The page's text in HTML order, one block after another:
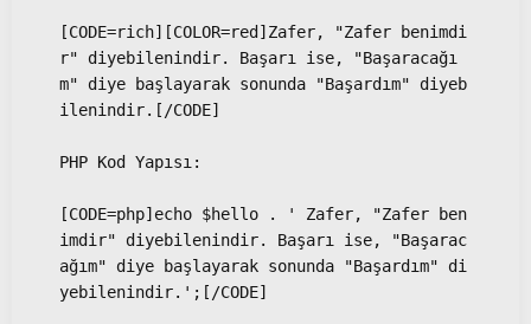
[CODE=rich][COLOR=red]Zafer, "Zafer benimdi
r" diyebilenindir. Başarı ise, "Başaracağı
m" diye başlayarak sonunda "Başardım" diyeb
ilenindir.[/CODE]
PHP Kod Yapısı:
[CODE=php]echo $hello . ' Zafer, "Zafer ben
imdir" diyebilenindir. Başarı ise, "Başarac
ağım" diye başlayarak sonunda "Başardım" di
yebilenindir.';[/CODE]